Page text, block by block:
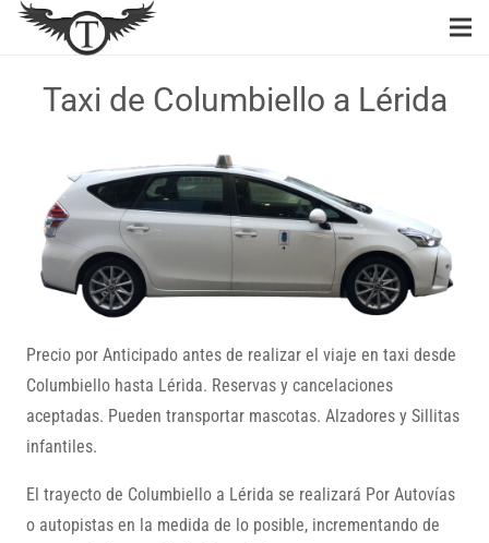
Taxi de Columbiello a Lérida
Precio por Anticipado antes de realizar el viaje en taxi desde
Columbiello hasta Lérida. Reservas y cancelaciones
aceptadas. Pueden transportar mascotas. Alzadores y Sillitas
infantiles.
El trayecto de Columbiello a Lérida se realizará Por Autovías
o autopistas en la medida de lo posible, incrementando de